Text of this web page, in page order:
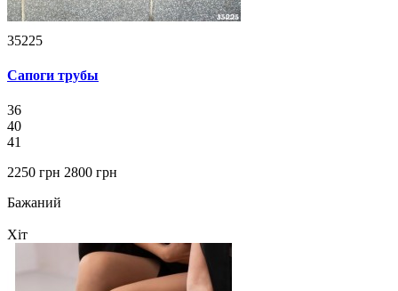
35225
Сапоги трубы
36
40
41
2250 грн 2800 грн
Бажаний
Хіт